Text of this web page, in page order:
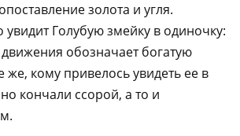
золота и угля.
увидит Голубую змейку в одиночку:
обозначает богатую
же, кому привелось увидеть ее в
кончали ссорой, а то и